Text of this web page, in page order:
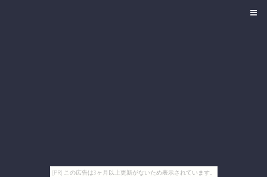
[PR] この広告は3ヶ月以上更新がないため表示されています。